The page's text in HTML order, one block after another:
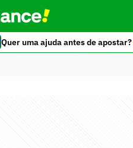
Quer uma ajuda antes de apostar?